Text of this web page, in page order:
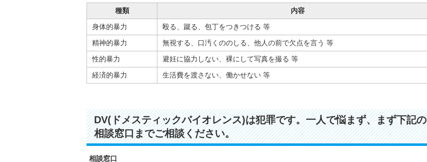
種類
内容
身体的暴力
殴る、蹴る、包丁をつきつける 等
精神的暴力
無視する、口汚くののしる、他人の前で欠点を言う 等
性的暴力
避妊に協力しない、裸にして写真を撮る 等
経済的暴力
生活費を渡さない、働かせない 等
DV(ドメスティックバイオレンス)は犯罪です。一人で悩まず、まず下記の
相談窓口までご相談ください。
相談窓口